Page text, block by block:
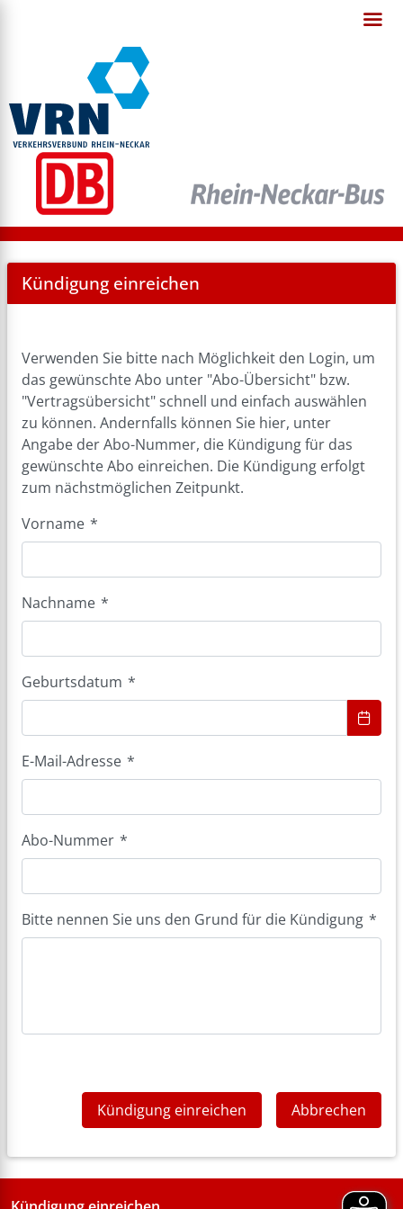
Cancel
Abo
Kündigung einreichen
Verwenden Sie bitte nach Möglichkeit den Login, um
das gewünschte Abo unter "Abo-Übersicht" bzw.
"Vertragsübersicht" schnell und einfach auswählen
zu können. Andernfalls können Sie hier, unter
Angabe der Abo-Nummer, die Kündigung für das
gewünschte Abo einreichen. Die Kündigung erfolgt
zum nächstmöglichen Zeitpunkt.
Vorname *
Nachname *
Geburtsdatum *
E-Mail-Adresse *
Abo-Nummer *
Bitte nennen Sie uns den Grund für die Kündigung *
Kündigung einreichen Abbrechen